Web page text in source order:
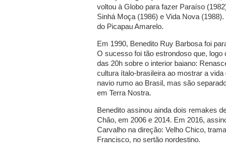
voltou à Globo para fazer Paraíso
Sinhá Moça (1986) e Vida Nova
do Picapau Amarelo.
Em 1990, Benedito Ruy Barbosa foi
O sucesso foi tão estrondoso que,
das 20h sobre o interior baiano:
cultura ítalo-brasileira ao mostrar a
navio rumo ao Brasil, mas são
em Terra Nostra.
Benedito assinou ainda dois remakes
Chão, em 2006 e 2014. Em 2016,
Carvalho na direção: Velho Chico,
Francisco, no sertão nordestino.